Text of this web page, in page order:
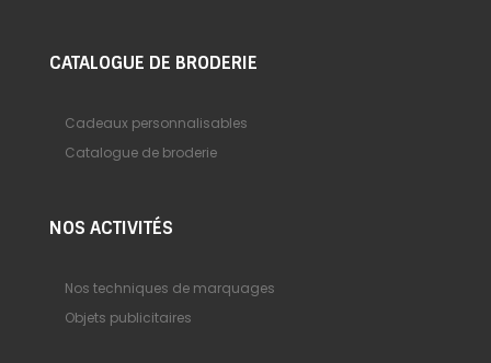
CATALOGUE DE BRODERIE
Cadeaux personnalisables
Catalogue de broderie
NOS ACTIVITÉS
Nos techniques de marquages
Objets publicitaires